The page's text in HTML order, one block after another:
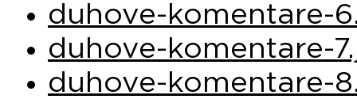
duhove-komentare-
duhove-komentare-
duhove-komentare-